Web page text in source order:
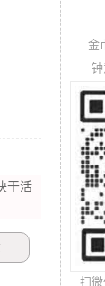
干活
金
钟
扫